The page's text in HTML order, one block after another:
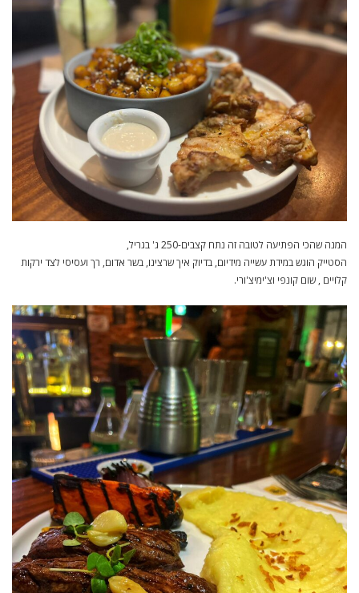
המנה שהכי הפתיעה לטובה זה נתח קצבים-250 ג' בגריל,
הסטייק הוגש במידת עשייה מידיום, בדיוק איך שרצינו, בשר אדום, רך ועסיסי לצד ירקות
קלויים , שום קונפי וצ'ימיצ'ורי.